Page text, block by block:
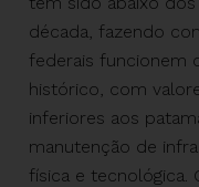
década, fazendo
federais funcionem
histórico, com
inferiores aos
manutenção de
física e tecnológica.